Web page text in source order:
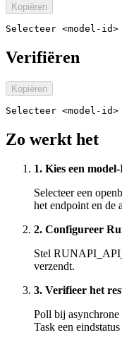
Kopiëren
Selecteer <model-
Verifiëren
Kopiëren
Selecteer <model-
Zo werkt het
1. Kies een
Selecteer een
het endpoint en de
2. Configureer
Stel
verzendt.
3. Verifieer het
Poll bij asynchrone
Task een